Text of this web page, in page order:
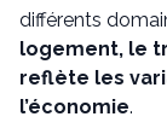
différents
logement, le
reflète les
l’économie.